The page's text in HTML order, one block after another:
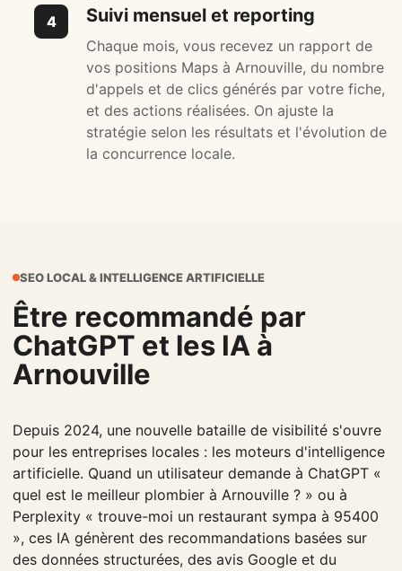
Suivi mensuel et reporting
Chaque mois, vous recevez un rapport de
vos positions Maps à Arnouville, du nombre
d'appels et de clics générés par votre fiche,
et des actions réalisées. On ajuste la
stratégie selon les résultats et l'évolution de
la concurrence locale.
SEO LOCAL & INTELLIGENCE ARTIFICIELLE
Être recommandé par
ChatGPT et les IA à
Arnouville
Depuis 2024, une nouvelle bataille de visibilité s'ouvre
pour les entreprises locales : les moteurs d'intelligence
artificielle. Quand un utilisateur demande à ChatGPT «
quel est le meilleur plombier à Arnouville ? » ou à
Perplexity « trouve-moi un restaurant sympa à 95400
», ces IA génèrent des recommandations basées sur
des données structurées, des avis Google et du